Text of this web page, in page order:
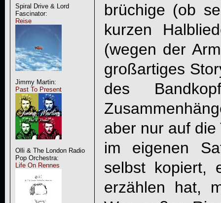
Spiral Drive & Lord
Fascinator:
Reise
Jimmy Martin:
Past To Present
Olli & The London Radio
Pop Orchestra:
Life On Rennes
brüchige (ob
kurzen
(wegen der
großartiges
des
aber nur auf die
im eigenen
selbst kopiert,
erzählen hat,